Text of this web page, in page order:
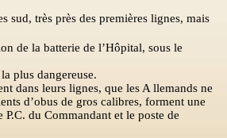
sud, très près des premières lignes, mais
de la batterie de l’Hôpital, sous le
plus dangereuse.
dans leurs lignes, que les A llemands ne
d’obus de gros calibres, forment une
du Commandant et le poste de